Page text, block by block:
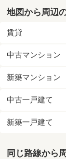
地図から周辺
賃貸
中古マンション
新築マンション
中古一戸建て
新築一戸建て
同じ路線から